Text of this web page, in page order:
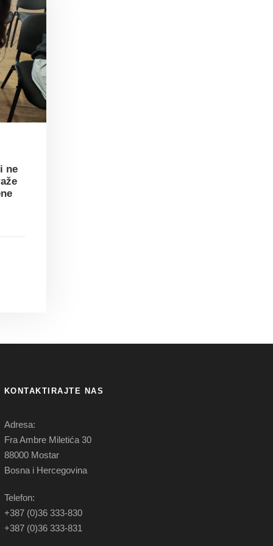
ne
KONTAKTIRAJTE NAS
Adresa:
Fra Ambre Miletića 30
88000 Mostar
Bosna i Hercegovina
Telefon:
+387 (0)36 333-830
+387 (0)36 333-831